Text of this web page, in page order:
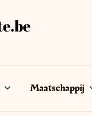
Maatschappij